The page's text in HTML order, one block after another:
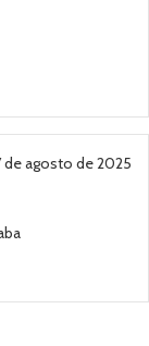
de agosto de 2025